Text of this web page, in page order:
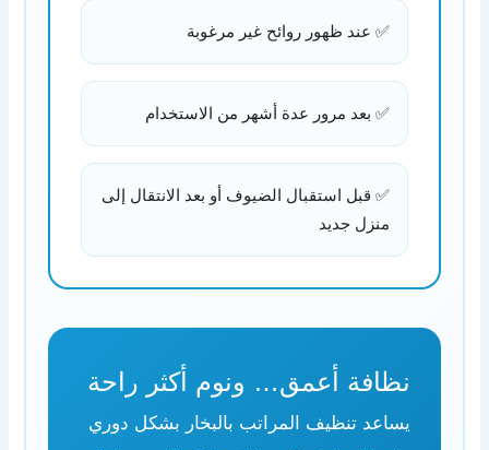
✅ عند ظهور روائح غير مرغوبة
✅ بعد مرور عدة أشهر من الاستخدام
✅ قبل استقبال الضيوف أو بعد الانتقال إلى
منزل جديد
نظافة أعمق… ونوم أكثر راحة
يساعد تنظيف المراتب بالبخار بشكل دوري